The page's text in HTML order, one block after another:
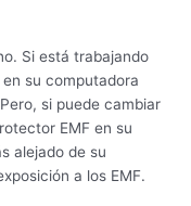
Si está trabajando
su computadora
si puede cambiar
EMF en su
alejado de su
a los EMF.